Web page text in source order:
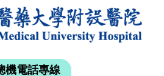
機電話專線